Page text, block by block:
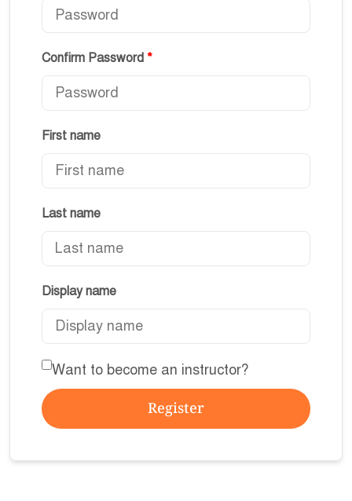
Confirm Password *
First name
Last name
Display name
Want to become an instructor?
Register